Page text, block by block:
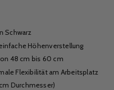
Schwarz
Höhenverstellung
48 cm bis 60 cm
Flexibilität am Arbeitsplatz
Durchmesser)